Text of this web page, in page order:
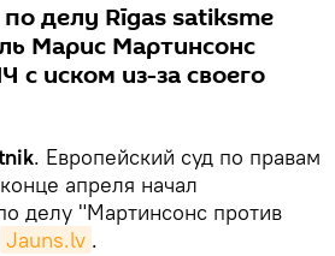
делу Rīgas satiksme
Марис Мартинсонс
с иском из-за своего
. Европейский суд по правам
апреля начал
делу "Мартинсонс против
Jauns.lv .